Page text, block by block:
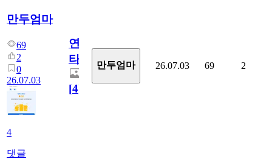
만두엄마
69
2
0
26.07.03
4
댓글
연
타
[4]
만두엄마 26.07.03 69 2